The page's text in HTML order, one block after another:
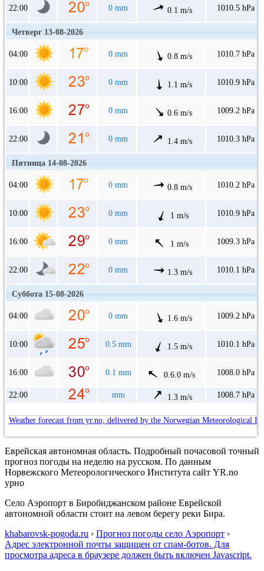
22:00 0 mm 0.1 m/s 1010.5 hPa
Четверг 13-08-2026
04:00 0 mm 0.8 m/s 1010.7 hPa
10:00 0 mm 1.1 m/s 1010.9 hPa
16:00 0 mm 0.6 m/s 1009.2 hPa
22:00 0 mm 1.4 m/s 1010.3 hPa
Пятница 14-08-2026
04:00 0 mm 0.8 m/s 1010.2 hPa
10:00 0 mm 1 m/s 1010.9 hPa
16:00 0 mm 1 m/s 1009.3 hPa
22:00 0 mm 1.3 m/s 1010.1 hPa
Суббота 15-08-2026
04:00 0 mm 1.6 m/s 1009.2 hPa
10:00 0.5 mm 1.5 m/s 1010.1 hPa
16:00 0.1 mm 0.6.0 m/s 1008.0 hPa
22:00 mm 1.3 m/s 1008.7 hPa
Weather forecast from yr.no, delivered by the Norwegian Meteorological
Еврейская автономная область. Подробный почасовой точный
прогноз погоды на неделю на русском. По данным
Норвежского Метеорологического Института сайт YR.no
урно
Село Аэропорт в Биробиджанском районе Еврейской
автономной области стоит на левом берегу реки Бира.
khabarovsk-pogoda.ru › Прогноз погоды село Аэропорт ›
Адрес электронной почты защищен от спам-ботов. Для
просмотра адреса в браузере должен быть включен Javascript.